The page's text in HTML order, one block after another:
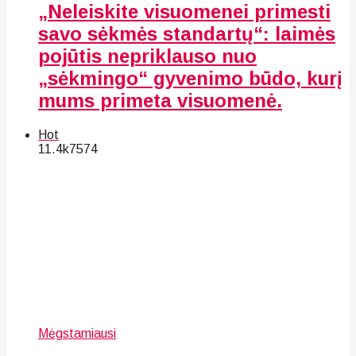
„Neleiskite visuomenei primesti
savo sėkmės standartų“: laimės
pojūtis nepriklauso nuo
„sėkmingo“ gyvenimo būdo, kurį
mums primeta visuomenė.
Hot
11.4k7574
Mėgstamiausi